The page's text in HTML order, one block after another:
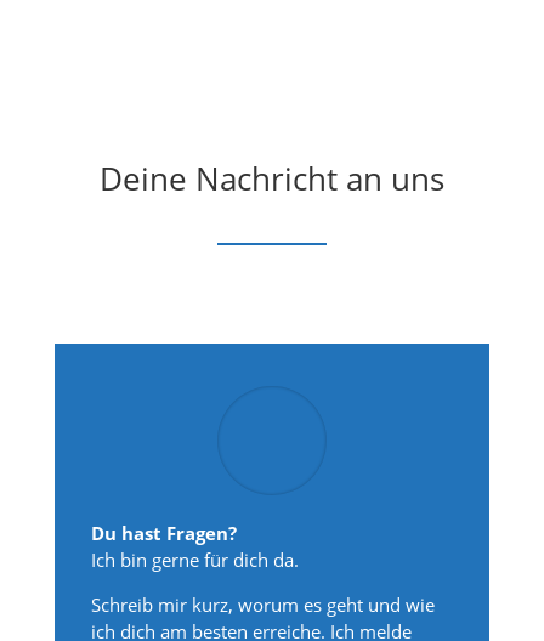
Deine Nachricht an uns
Du hast Fragen?
Ich bin gerne für dich da.
Schreib mir kurz, worum es geht und wie
ich dich am besten erreiche. Ich melde